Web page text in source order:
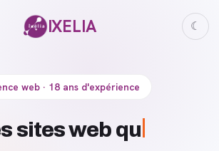
IXELIA ☾
web · 18 ans d'expérience
D